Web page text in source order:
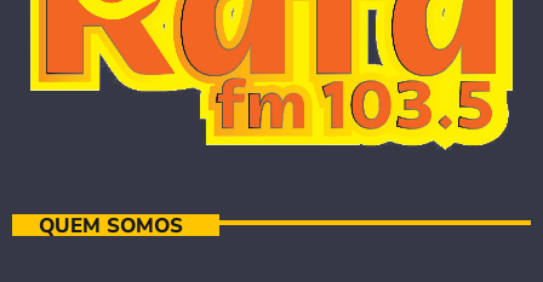
QUEM SOMOS